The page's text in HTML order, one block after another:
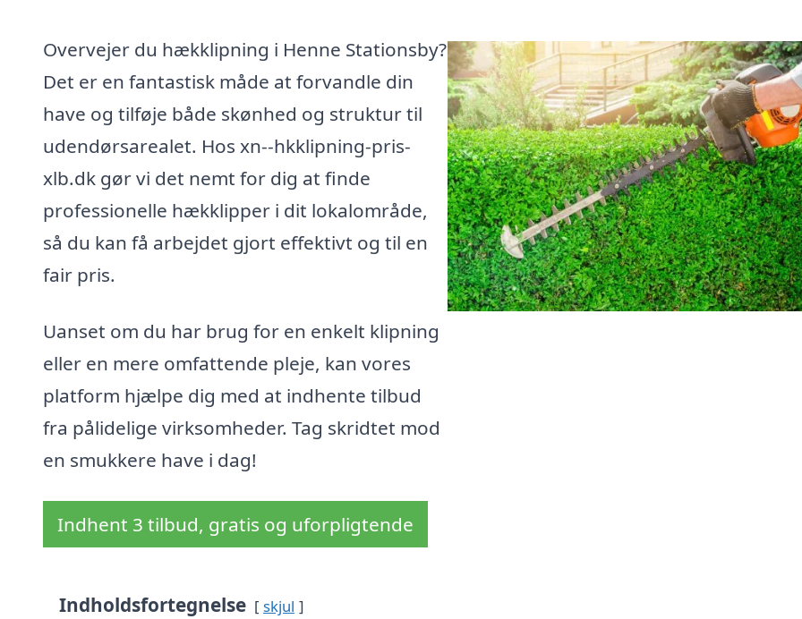
Overvejer du hækklipning i Henne Stationsby?
Det er en fantastisk måde at forvandle din
have og tilføje både skønhed og struktur til
udendørsarealet. Hos xn--hkklipning-pris-
xlb.dk gør vi det nemt for dig at finde
professionelle hækklipper i dit lokalområde,
så du kan få arbejdet gjort effektivt og til en
fair pris.
Uanset om du har brug for en enkelt klipning
eller en mere omfattende pleje, kan vores
platform hjælpe dig med at indhente tilbud
fra pålidelige virksomheder. Tag skridtet mod
en smukkere have i dag!
Indhent 3 tilbud, gratis og uforpligtende
Indholdsfortegnelse skjul